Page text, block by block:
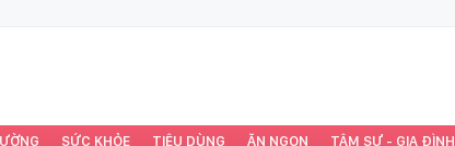
SỨC KHỎE TIÊU DÙNG ĂN NGON TÂM SỰ - GIA ĐÌNH